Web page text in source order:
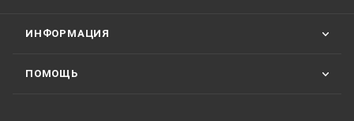
ИНФОРМАЦИЯ
ПОМОЩЬ